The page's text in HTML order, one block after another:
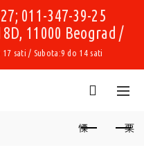
011-347-39-25
11000 Beograd /
sati / Subota:9 do 14 sati